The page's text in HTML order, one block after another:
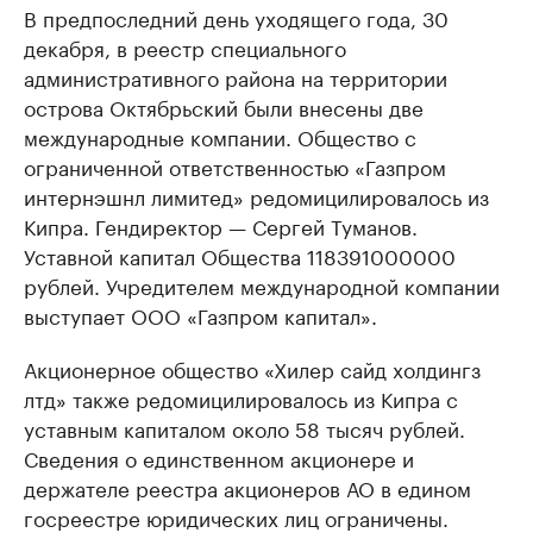
В предпоследний день уходящего года, 30
декабря, в реестр специального
административного района на территории
острова Октябрьский были внесены две
международные компании. Общество с
ограниченной ответственностью «Газпром
интернэшнл лимитед» редомицилировалось из
Кипра. Гендиректор — Сергей Туманов.
Уставной капитал Общества 118391000000
рублей. Учредителем международной компании
выступает ООО «Газпром капитал».
Акционерное общество «Хилер сайд холдингз
лтд» также редомицилировалось из Кипра с
уставным капиталом около 58 тысяч рублей.
Сведения о единственном акционере и
держателе реестра акционеров АО в едином
госреестре юридических лиц ограничены.